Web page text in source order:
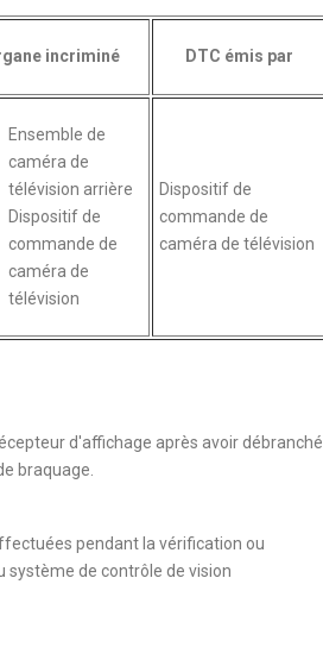
incriminé DTC émis par
Ensemble de
caméra de
télévision arrière
Dispositif de
commande de
caméra de
télévision
Dispositif de
commande de
caméra de télévision
d'affichage après avoir débranché
braquage.
pendant la vérification ou
système de contrôle de vision